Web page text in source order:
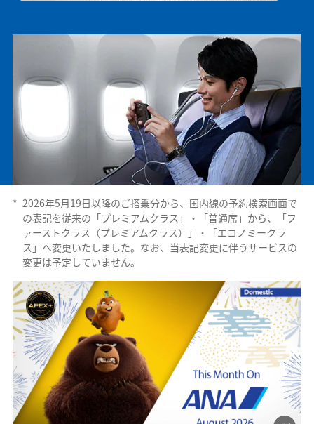
* 2026年5月19日以降のご搭乗分から、国内線の予約検索画面で
の表記を従来の「プレミアムクラス」・「普通席」から、「フ
ァーストクラス（プレミアムクラス）」・「エコノミークラ
ス」へ変更いたしました。なお、当表記変更に伴うサービスの
変更は予定していません。